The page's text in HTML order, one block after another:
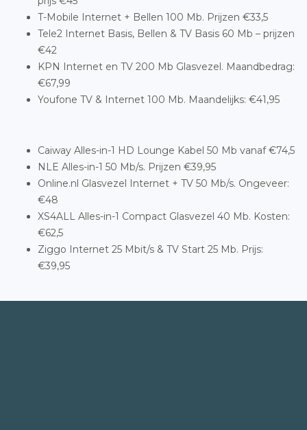
T-Mobile Internet + Bellen 100 Mb. Prijzen €33,5
Tele2 Internet Basis, Bellen & TV Basis 60 Mb – prijzen
€42
KPN Internet en TV 200 Mb Glasvezel. Maandbedrag:
€67,99
Youfone TV & Internet 100 Mb. Maandelijks: €41,95
Caiway Alles-in-1 HD Lounge Kabel 50 Mb vanaf €74,5
NLE Alles-in-1 50 Mb/s. Prijzen €39,95
Online.nl Glasvezel Internet + TV 50 Mb/s. Ongeveer:
€48
XS4ALL Alles-in-1 Compact Glasvezel 40 Mb. Kosten:
€62,5
Ziggo Internet 25 Mbit/s & TV Start 25 Mb. Prijs:
€39,95